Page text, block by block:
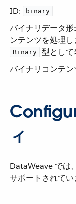
ID: binary
バイナリデータ形
ンテンツを処理し
Binary
型として
バイナリコンテン
ィ
DataWeave では
サポートされてい